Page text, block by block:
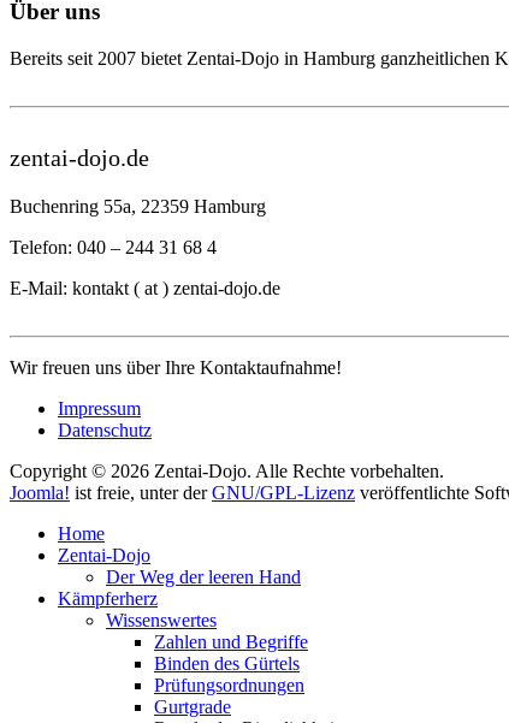
Über uns
Bereits seit 2007 bietet Zentai-Dojo in Hamburg ganzheitlichen
zentai-dojo.de
Buchenring 55a, 22359 Hamburg
Telefon: 040 – 244 31 68 4
E-Mail: kontakt ( at ) zentai-dojo.de
Wir freuen uns über Ihre Kontaktaufnahme!
Impressum
Datenschutz
Copyright © 2026 Zentai-Dojo. Alle Rechte vorbehalten.
Joomla! ist freie, unter derGNU/GPL-Lizenz veröffentlichte
Home
Zentai-Dojo
Der Weg der leeren Hand
Kämpferherz
Wissenswertes
Zahlen und Begriffe
Binden des Gürtels
Prüfungsordnungen
Gurtgrade